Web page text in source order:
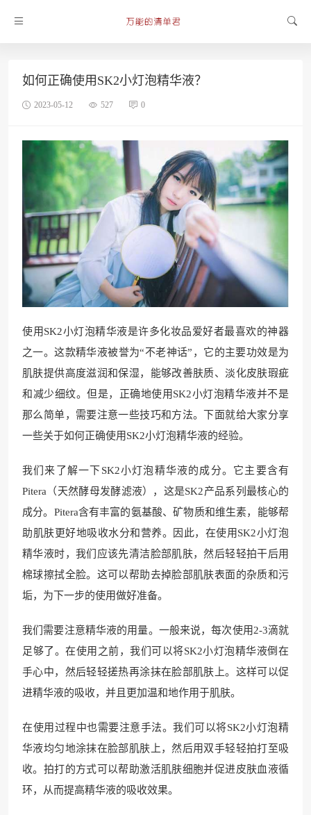
如何正确使用SK2小灯泡精华液？
2023-05-12 527 0
使用SK2小灯泡精华液是许多化妆品爱好者最喜欢的神器
之一。这款精华液被誉为“不老神话”，它的主要功效是为
肌肤提供高度滋润和保湿，能够改善肤质、淡化皮肤瑕疵
和减少细纹。但是，正确地使用SK2小灯泡精华液并不是
那么简单，需要注意一些技巧和方法。下面就给大家分享
一些关于如何正确使用SK2小灯泡精华液的经验。
我们来了解一下SK2小灯泡精华液的成分。它主要含有
Pitera（天然酵母发酵滤液），这是SK2产品系列最核心的
成分。Pitera含有丰富的氨基酸、矿物质和维生素，能够帮
助肌肤更好地吸收水分和营养。因此，在使用SK2小灯泡
精华液时，我们应该先清洁脸部肌肤，然后轻轻拍干后用
棉球擦拭全脸。这可以帮助去掉脸部肌肤表面的杂质和污
垢，为下一步的使用做好准备。
我们需要注意精华液的用量。一般来说，每次使用2-3滴就
足够了。在使用之前，我们可以将SK2小灯泡精华液倒在
手心中，然后轻轻搓热再涂抹在脸部肌肤上。这样可以促
进精华液的吸收，并且更加温和地作用于肌肤。
在使用过程中也需要注意手法。我们可以将SK2小灯泡精
华液均匀地涂抹在脸部肌肤上，然后用双手轻轻拍打至吸
收。拍打的方式可以帮助激活肌肤细胞并促进皮肤血液循
环，从而提高精华液的吸收效果。